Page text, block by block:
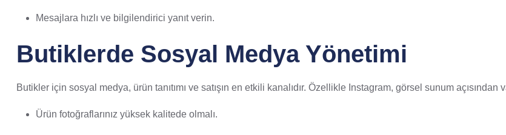
Mesajlara hızlı ve bilgilendirici yanıt verin.
Butiklerde Sosyal Medya Yönetimi
Butikler için sosyal medya, ürün tanıtımı ve satışın en etkili kanalıdır. Özellikle Instagram, görsel sunum açısından
Ürün fotoğraflarınız yüksek kalitede olmalı.